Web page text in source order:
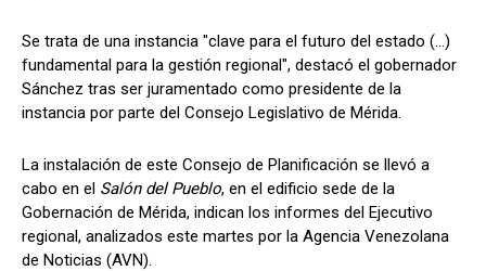
Se trata de una instancia "clave para el futuro del estado (...)
fundamental para la gestión regional", destacó el gobernador
Sánchez tras ser juramentado como presidente de la
instancia por parte del Consejo Legislativo de Mérida.
La instalación de este Consejo de Planificación se llevó a
cabo en el Salón del Pueblo, en el edificio sede de la
Gobernación de Mérida, indican los informes del Ejecutivo
regional, analizados este martes por la Agencia Venezolana
de Noticias (AVN).